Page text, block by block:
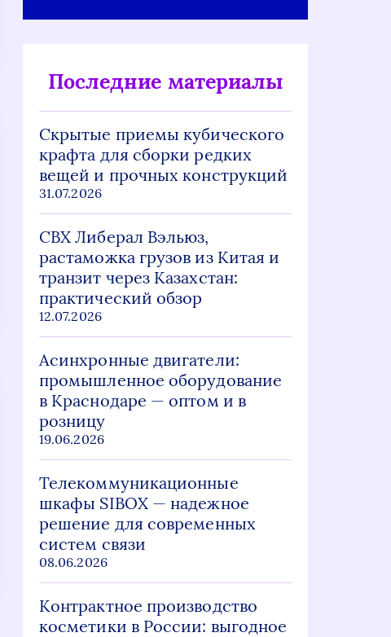
Последние материалы
Скрытые приемы кубического
крафта для сборки редких
вещей и прочных конструкций
31.07.2026
СВХ Либерал Вэльюз,
растаможка грузов из Китая и
транзит через Казахстан:
практический обзор
12.07.2026
Асинхронные двигатели:
промышленное оборудование
в Краснодаре — оптом и в
розницу
19.06.2026
Телекоммуникационные
шкафы SIBOX — надежное
решение для современных
систем связи
08.06.2026
Контрактное производство
косметики в России: выгодное